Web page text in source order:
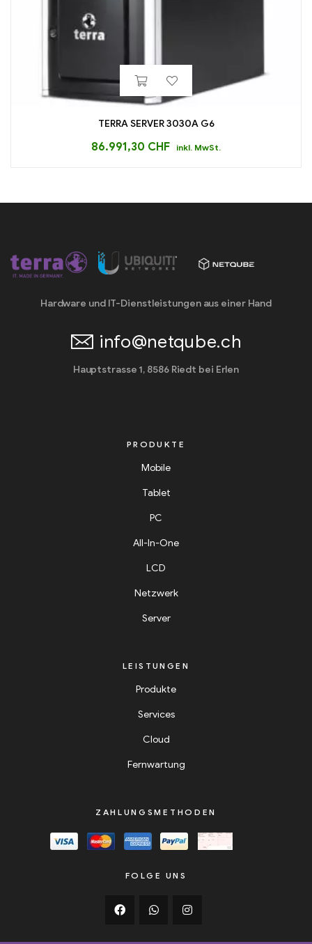
TERRA SERVER 3030A G6
86.991,30 CHF inkl. MwSt.
Hardware und IT-Dienstleistungen aus einer Hand
info@netqube.ch
Hauptstrasse 1, 8586 Riedt bei Erlen
PRODUKTE
Mobile
Tablet
PC
All-In-One
LCD
Netzwerk
Server
LEISTUNGEN
Produkte
Services
Cloud
Fernwartung
ZAHLUNGSMETHODEN
FOLGE UNS